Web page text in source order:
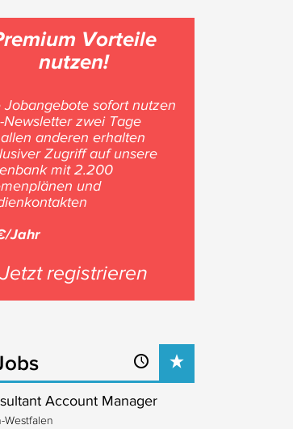
Vorteile
nutzen!
Jobangebote sofort nutzen
Newsletter zwei Tage
anderen erhalten
Zugriff auf unsere
mit 2.200
und
Jahr
Jetzt registrieren
Account Manager
Westfalen